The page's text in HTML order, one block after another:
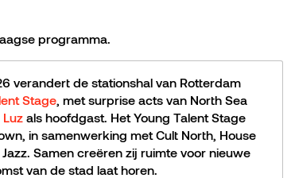
programma.
verandert de stationshal van Rotterdam
Stage, met surprise acts van North Sea
Luz als hoofdgast. Het Young Talent Stage
in samenwerking met Cult North, House
Samen creëren zij ruimte voor nieuwe
van de stad laat horen.